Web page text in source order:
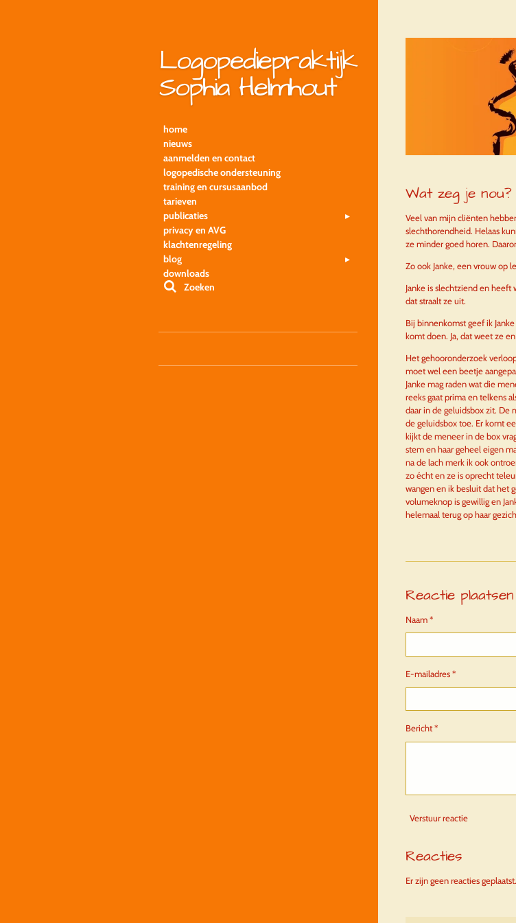
Wat zeg je nou?
Veel van mijn cliënten
slechthorendheid. Helaas
ze minder goed horen.
Zo ook Janke, een vrouw op
Janke is slechtziend en
dat straalt ze uit.
Bij binnenkomst geef ik
komt doen. Ja, dat weet ze
Het gehooronderzoek
moet wel een beetje
Janke mag raden wat die
reeks gaat prima en telkens
daar in de geluidsbox zit. De
de geluidsbox toe. Er komt
kijkt de meneer in de box
stem en haar geheel eigen
na de lach merk ik ook
zo écht en ze is oprecht
wangen en ik besluit dat het
volumeknop is gewillig en
helemaal terug op haar
Reactie plaatsen
Naam *
E-mailadres *
Bericht *
Verstuur reactie
Reacties
Er zijn geen reacties geplaatst.
Logopediepraktijk
Sophia Helmhout
home
nieuws
aanmelden en contact
logopedische ondersteuning
training en cursusaanbod
tarieven
publicaties
privacy en AVG
klachtenregeling
blog
downloads
Zoeken